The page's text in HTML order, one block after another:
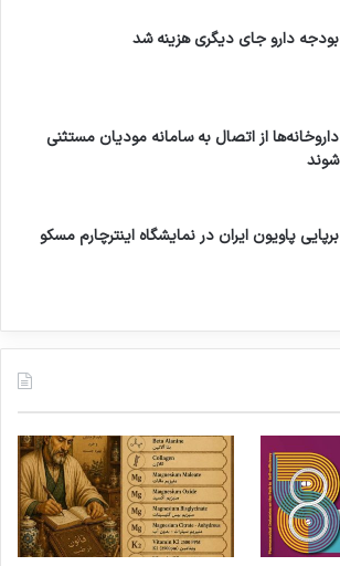
بودجه دارو جای دیگری هزینه شد
داروخانه‌ها از اتصال به سامانه مودیان مستثنی
شوند
برپایی پاویون ایران در نمایشگاه اینترچارم مسکو